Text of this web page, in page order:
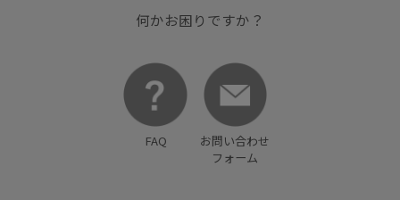
何かお困りですか？
FAQ
お問い合わせ
フォーム